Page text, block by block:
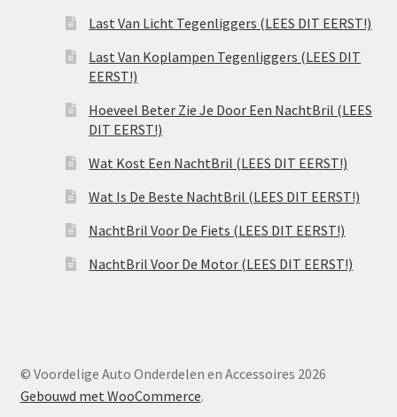
Last Van Licht Tegenliggers (LEES DIT EERST!)
Last Van Koplampen Tegenliggers (LEES DIT
EERST!)
Hoeveel Beter Zie Je Door Een NachtBril (LEES
DIT EERST!)
Wat Kost Een NachtBril (LEES DIT EERST!)
Wat Is De Beste NachtBril (LEES DIT EERST!)
NachtBril Voor De Fiets (LEES DIT EERST!)
NachtBril Voor De Motor (LEES DIT EERST!)
© Voordelige Auto Onderdelen en Accessoires 2026
Gebouwd met WooCommerce.